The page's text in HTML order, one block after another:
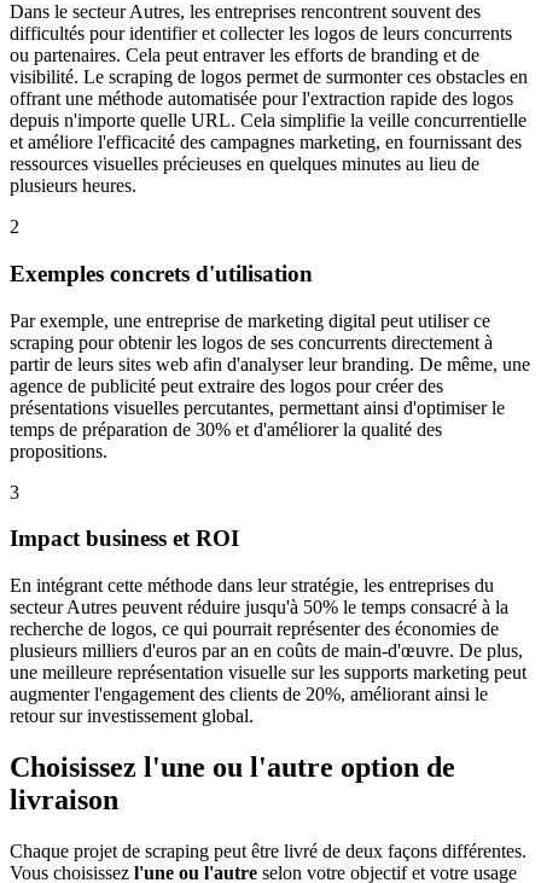
Dans le secteur Autres, les entreprises rencontrent souvent des
difficultés pour identifier et collecter les logos de leurs concurrents
ou partenaires. Cela peut entraver les efforts de branding et de
visibilité. Le scraping de logos permet de surmonter ces obstacles en
offrant une méthode automatisée pour l'extraction rapide des logos
depuis n'importe quelle URL. Cela simplifie la veille concurrentielle
et améliore l'efficacité des campagnes marketing, en fournissant des
ressources visuelles précieuses en quelques minutes au lieu de
plusieurs heures.
2
Exemples concrets d'utilisation
Par exemple, une entreprise de marketing digital peut utiliser ce
scraping pour obtenir les logos de ses concurrents directement à
partir de leurs sites web afin d'analyser leur branding. De même, une
agence de publicité peut extraire des logos pour créer des
présentations visuelles percutantes, permettant ainsi d'optimiser le
temps de préparation de 30% et d'améliorer la qualité des
propositions.
3
Impact business et ROI
En intégrant cette méthode dans leur stratégie, les entreprises du
secteur Autres peuvent réduire jusqu'à 50% le temps consacré à la
recherche de logos, ce qui pourrait représenter des économies de
plusieurs milliers d'euros par an en coûts de main-d'œuvre. De plus,
une meilleure représentation visuelle sur les supports marketing peut
augmenter l'engagement des clients de 20%, améliorant ainsi le
retour sur investissement global.
Choisissez l'une ou l'autre option de
livraison
Chaque projet de scraping peut être livré de deux façons différentes.
Vous choisissez l'une ou l'autre selon votre objectif et votre usage